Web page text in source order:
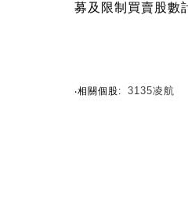
募及限制買賣股數
‧相關個股: 3135凌航